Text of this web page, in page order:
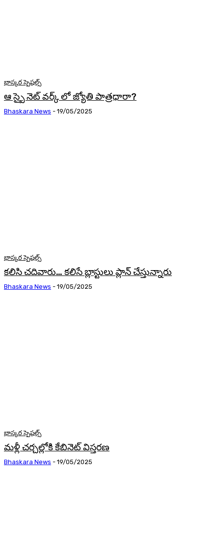
భాస్కర స్పెషల్స్
ఆ స్పై నెట్ వర్క్ లో జ్యోతి పాత్రధారా?
Bhaskara News - 19/05/2025
భాస్కర స్పెషల్స్
కలిసి చదివారు… కలిసే బ్లాస్టులు ప్లాన్ చేస్తున్నారు
Bhaskara News - 19/05/2025
భాస్కర స్పెషల్స్
మళ్లీ చర్చల్లోకి కేబినెట్‌ విస్తరణ
Bhaskara News - 19/05/2025